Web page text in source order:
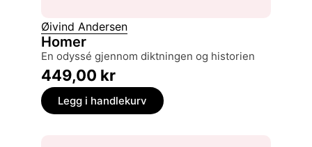
Øivind Andersen
Homer
en odyssé gjennom diktningen og historien
449,00 kr
Legg i handlekurv